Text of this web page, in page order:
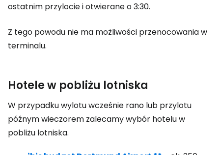
ostatnim przylocie i otwierane o 3:30.
Z tego powodu nie ma możliwości przenocowania w
terminalu.
Hotele w pobliżu lotniska
W przypadku wylotu wcześnie rano lub przylotu
późnym wieczorem zalecamy wybór hotelu w
pobliżu lotniska.